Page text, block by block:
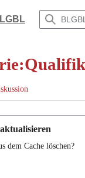
dem Cache löschen?